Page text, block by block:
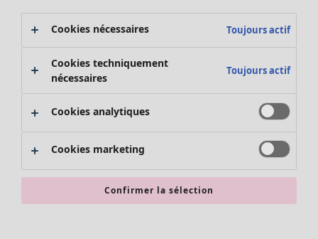
Promos SOLDES
Les promos de Gudrun Sjödén
Nouvel arrivage
Bonnes affaires en soldes - jusqu'à -70
Cookies nécessaires Toujours actif
Cookies techniquement
nécessaires
Toujours actif
Cookies analytiques
Cookies marketing
Confirmer la sélection